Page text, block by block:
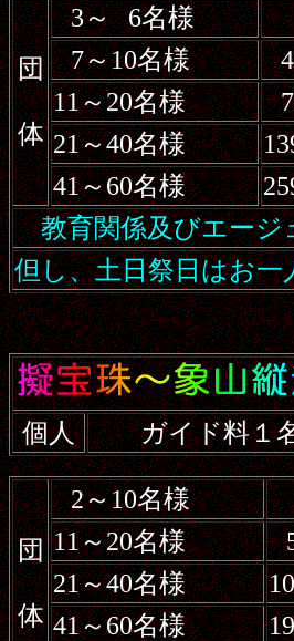
団
体
3～ 6名様
7～10名様
11～20名様
21～40名様
41～60名様
教育関係及びエージ
但し、土日祭日はお一
個人
ガイド料１
団
体
2～10名様
11～20名様
21～40名様
41～60名様